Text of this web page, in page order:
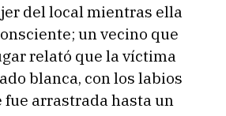
del local mientras ella
un vecino que
relató que la víctima
blanca, con los labios
fue arrastrada hasta un